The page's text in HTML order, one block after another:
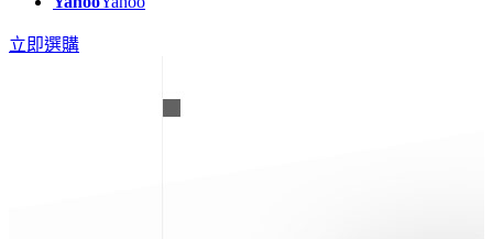
立即選購